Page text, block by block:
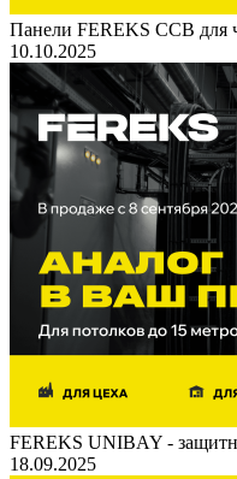
Панели FEREKS ССВ для
10.10.2025
FEREKS UNIBAY -
18.09.2025